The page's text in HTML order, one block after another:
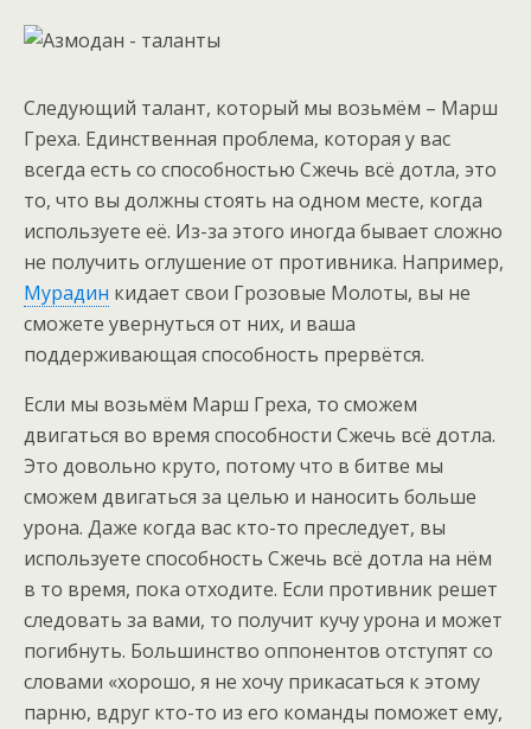
Следующий талант, который мы возьмём – Марш
Греха. Единственная проблема, которая у вас
всегда есть со способностью Сжечь всё дотла, это
то, что вы должны стоять на одном месте, когда
используете её. Из-за этого иногда бывает сложно
не получить оглушение от противника. Например,
Мурадин кидает свои Грозовые Молоты, вы не
сможете увернуться от них, и ваша
поддерживающая способность прервётся.
Если мы возьмём Марш Греха, то сможем
двигаться во время способности Сжечь всё дотла.
Это довольно круто, потому что в битве мы
сможем двигаться за целью и наносить больше
урона. Даже когда вас кто-то преследует, вы
используете способность Сжечь всё дотла на нём
в то время, пока отходите. Если противник решет
следовать за вами, то получит кучу урона и может
погибнуть. Большинство оппонентов отступят со
словами «хорошо, я не хочу прикасаться к этому
парню, вдруг кто-то из его команды поможет ему,